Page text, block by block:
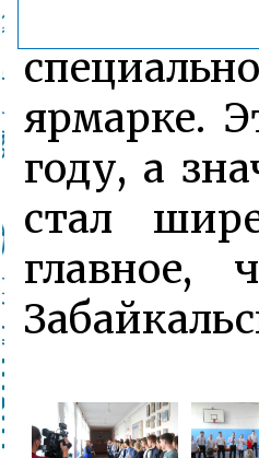
ярмарке.
году, а
стал